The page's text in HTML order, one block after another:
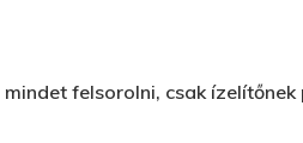
felsorolni, csak ízelítőnek